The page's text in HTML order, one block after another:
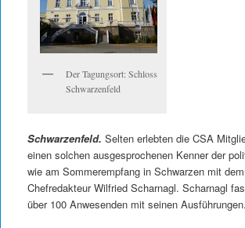
Der Tagungsort: Schloss
Schwarzenfeld
Schwarzenfeld. Selten erlebten die CSA
einen solchen ausgesprochenen Kenner der
wie am Sommerempfang in Schwarzen mit
Chefredakteur Wilfried Scharnagl. Scharnagl
über 100 Anwesenden mit seinen Ausführungen.